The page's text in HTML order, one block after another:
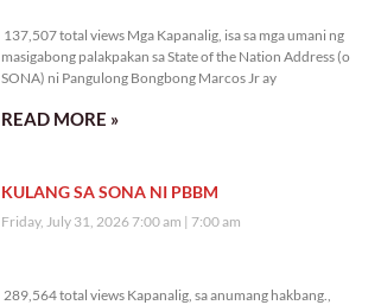
137,507 total views Mga Kapanalig, isa sa mga umani ng
masigabong palakpakan sa State of the Nation Address (o
SONA) ni Pangulong Bongbong Marcos Jr ay
READ MORE »
KULANG SA SONA NI PBBM
Friday, July 31, 2026 7:00 am 7:00 am
289,564 total views Kapanalig, sa anumang hakbang.,